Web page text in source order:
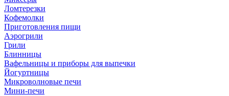
Ломтерезки
Кофемолки
Приготовления пищи
Аэрогрили
Грили
Блинницы
Вафельницы и приборы для выпечки
Йогуртницы
Микроволновые печи
Мини-печи